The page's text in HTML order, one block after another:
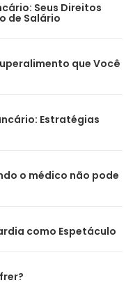
Seus Direitos
de Salário
que Você
Estratégias
o médico não pode
como Espetáculo